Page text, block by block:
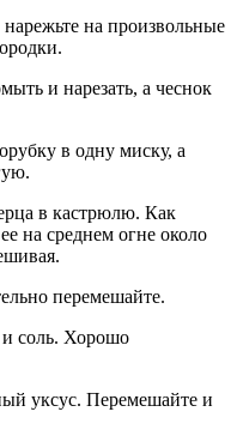
на произвольные
и нарезать, а чеснок
в одну миску, а
в кастрюлю. Как
на среднем огне около
перемешайте.
и соль. Хорошо
уксус. Перемешайте и